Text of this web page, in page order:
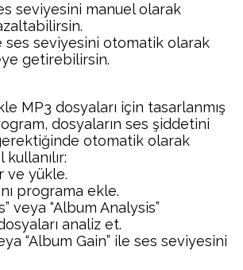
seviyesini manuel olarak
ses seviyesini otomatik olarak
getirebilirsin.
MP3 dosyaları için tasarlanmış
dosyaların ses şiddetini
otomatik olarak
kullanılır:
ve yükle.
programa ekle.
veya “Album Analysis”
analiz et.
“Album Gain” ile ses seviyesini